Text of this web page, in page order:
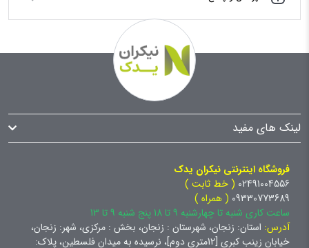
لینک های مفید
فروشگاه اینترنتی نیکران یدک
02491004556 ( خط ثابت )
09330773689 ( همراه )
ساعت کاری شنبه تا چهارشنبه 9 تا 18 پنج شنبه 9 تا 13
آدرس: استان: زنجان، شهرستان : زنجان، بخش : مرکزی، شهر: زنجان،
خیابان زینب کبری [12متری دوم]، نرسیده به میدان فلسطین، پلاک: